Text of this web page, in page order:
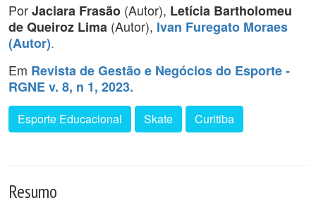
PorJaciara Frasão (Autor), Letícia Bartholomeu
de Queiroz Lima (Autor), Ivan Furegato Moraes
(Autor).
Em Revista de Gestão e Negócios do Esporte -
RGNE v. 8, n 1, 2023.
Esporte Educacional Skate Curitiba
Resumo